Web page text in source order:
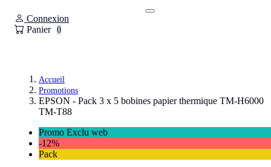
Connexion
Panier
0
Accueil
Promotions
EPSON - Pack 3 x 5 bobines papier thermique TM-H6000
TM-T88
Promo Exclu web
-12%
Pack